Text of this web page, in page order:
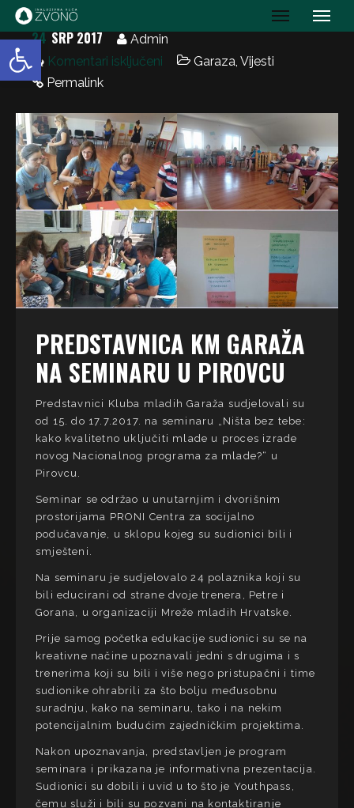
Open toolbar IK Zvono
24 SRP 2017
Admin
Komentari isključeni
Garaza, Vijesti
Permalink
PREDSTAVNICA KM GARAŽA
NA SEMINARU U PIROVCU
Predstavnici Kluba mladih Garaža sudjelovali su
od 15. do 17.7.2017. na seminaru „Ništa bez tebe:
kako kvalitetno uključiti mlade u proces izrade
novog Nacionalnog programa za mlade?“ u
Pirovcu.
Seminar se održao u unutarnjim i dvorišnim
prostorijama PRONI Centra za socijalno
podučavanje, u sklopu kojeg su sudionici bili i
smješteni.
Na seminaru je sudjelovalo 24 polaznika koji su
bili educirani od strane dvoje trenera, Petre i
Gorana, u organizaciji Mreže mladih Hrvatske.
Prije samog početka edukacije sudionici su se na
kreativne načine upoznavali jedni s drugima i s
trenerima koji su bili i više nego pristupačni i time
sudionike ohrabrili za što bolju međusobnu
suradnju, kako na seminaru, tako i na nekim
potencijalnim budućim zajedničkim projektima.
Nakon upoznavanja, predstavljen je program
seminara i prikazana je informativna prezentacija.
Sudionici su dobili i uvid u to što je Youthpass,
čemu služi i bili su pozvani na kontaktiranje